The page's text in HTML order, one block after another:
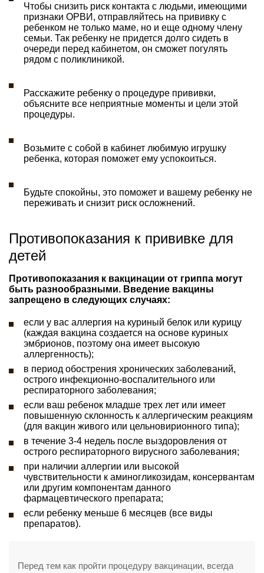
Чтобы снизить риск контакта с людьми, имеющими
признаки ОРВИ, отправляйтесь на прививку с
ребенком не только маме, но и еще одному члену
семьи. Так ребенку не придется долго сидеть в
очереди перед кабинетом, он сможет погулять
рядом с поликлиникой.
Расскажите ребенку о процедуре прививки,
объясните все неприятные моменты и цели этой
процедуры.
Возьмите с собой в кабинет любимую игрушку
ребенка, которая поможет ему успокоиться.
Будьте спокойны, это поможет и вашему ребенку не
переживать и снизит риск осложнений.
Противопоказания к прививке для
детей
Противопоказания к вакцинации от гриппа могут
быть разнообразными. Введение вакцины
запрещено в следующих случаях:
если у вас аллергия на куриный белок или курицу
(каждая вакцина создается на основе куриных
эмбрионов, поэтому она имеет высокую
аллергенность);
в период обострения хронических заболеваний,
острого инфекционно-воспалительного или
респираторного заболевания;
если ваш ребенок младше трех лет или имеет
повышенную склонность к аллергическим реакциям
(для вакцин живого или цельновирионного типа);
в течение 3-4 недель после выздоровления от
острого респираторного вирусного заболевания;
при наличии аллергии или высокой
чувствительности к аминогликозидам, консервантам
или другим компонентам данного
фармацевтического препарата;
если ребенку меньше 6 месяцев (все виды
препаратов).
Перед тем как пройти процедуру вакцинации, всегда